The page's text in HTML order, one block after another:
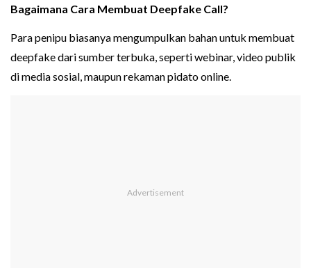
Bagaimana Cara Membuat Deepfake Call?
Para penipu biasanya mengumpulkan bahan untuk membuat
deepfake dari sumber terbuka, seperti webinar, video publik
di media sosial, maupun rekaman pidato online.